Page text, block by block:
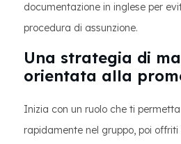
documentazione in inglese per
procedura di assunzione.
Una strategia di
orientata alla
Inizia con un ruolo che ti
rapidamente nel gruppo, poi